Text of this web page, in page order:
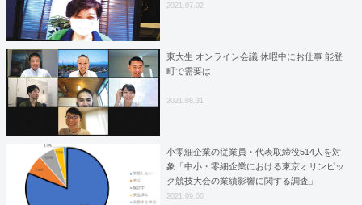
2021.07.02
東大生 オンライン会議 休暇中にお仕事 能登
町で需要は
2021.08.31
小零細企業の従業員・代表取締役514人を対
象「中小・零細企業における東京オリンピッ
ク競技大会の業績影響に関する調査」
2021.09.06